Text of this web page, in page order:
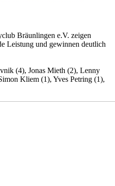
Bräunlingen e.V. zeigen
Leistung und gewinnen deutlich
(4), Jonas Mieth (2), Lenny
Kliem (1), Yves Petring (1),